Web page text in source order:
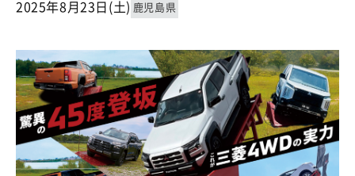
2025年8月23日(土) 鹿児島県